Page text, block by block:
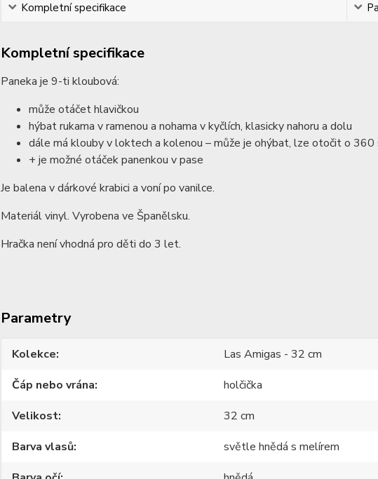
Kompletní specifikace
Kompletní specifikace
Paneka je 9-ti kloubová:
může otáčet hlavičkou
hýbat rukama v ramenou a nohama v kyčlích, klasicky nahoru a dolu
dále má klouby v loktech a kolenou – může je ohýbat, lze otočit o
+ je možné otáček panenkou v pase
Je balena v dárkové krabici a voní po vanilce.
Materiál vinyl. Vyrobena ve Španělsku.
Hračka není vhodná pro děti do 3 let.
Parametry
Kolekce
Las Amigas - 32 cm
Čáp nebo vrána
holčička
Velikost
32 cm
Barva vlasů
světle hnědá s melírem